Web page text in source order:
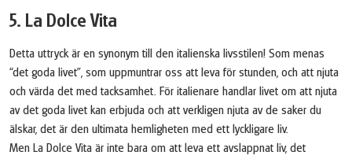
5. La Dolce Vita
Detta uttryck är en synonym till den italienska livsstilen! Som menas
“det goda livet”, som uppmuntrar oss att leva för stunden, och att njuta
och värda det med tacksamhet. För italienare handlar livet om att njuta
av det goda livet kan erbjuda och att verkligen njuta av de saker du
älskar, det är den ultimata hemligheten med ett lyckligare liv.
Men La Dolce Vita är inte bara om att leva ett avslappnat liv, det